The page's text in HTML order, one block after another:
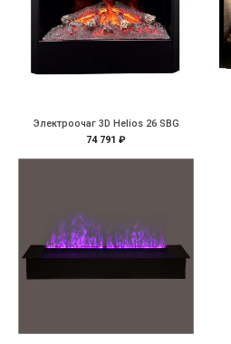
Электроочаг 3D Helios 26 SBG
74 791 ₽